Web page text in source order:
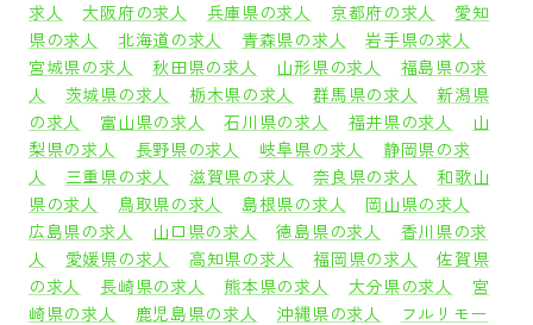
求人
大阪府の求人 兵庫県の求人 京都府の求人
愛知
県の求人
北海道の求人 青森県の求人
岩手県の求人
宮城県の求人
秋田県の求人 山形県の求人
福島県の求
人
茨城県の求人 栃木県の求人 群馬県の求人
新潟県
の求人
富山県の求人 石川県の求人 福井県の求人
山
梨県の求人
長野県の求人 岐阜県の求人
静岡県の求
人
三重県の求人 滋賀県の求人 奈良県の求人
和歌山
県の求人
鳥取県の求人 島根県の求人
岡山県の求人
広島県の求人
山口県の求人 徳島県の求人
香川県の求
人
愛媛県の求人 高知県の求人 福岡県の求人
佐賀県
の求人
長崎県の求人 熊本県の求人 大分県の求人
宮
崎県の求人
鹿児島県の求人 沖縄県の求人
フルリモー